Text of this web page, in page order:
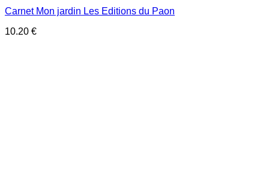
Carnet Mon jardin Les Editions du Paon
10.20 €